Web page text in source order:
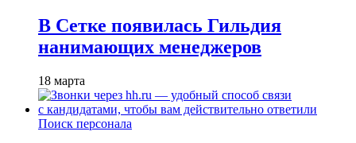
В Сетке появилась Гильдия
нанимающих менеджеров
18 марта
Поиск персонала